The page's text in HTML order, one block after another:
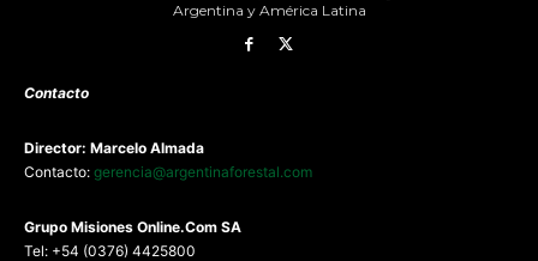
Argentina y América Latina
Contacto
Director: Marcelo Almada
Contacto: gerencia@argentinaforestal.com
Grupo Misiones Online.Com SA
Tel: +54 (0376) 4425800